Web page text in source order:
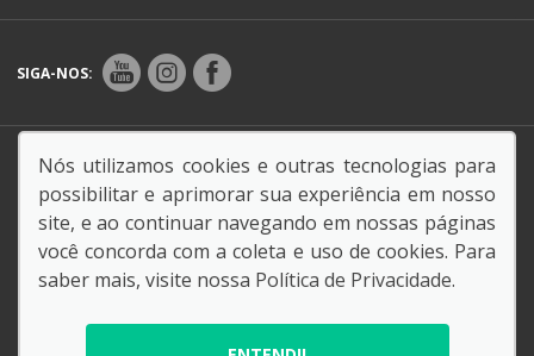
SIGA-NOS:
Endereço Matriz: Alameda Luiz Dondelli, 550 - Limeira
- São Paulo-SP
Nós utilizamos cookies e outras tecnologias para
possibilitar e aprimorar sua experiência em nosso
site, e ao continuar navegando em nossas páginas
você concorda com a coleta e uso de cookies. Para
saber mais, visite nossa Política de Privacidade.